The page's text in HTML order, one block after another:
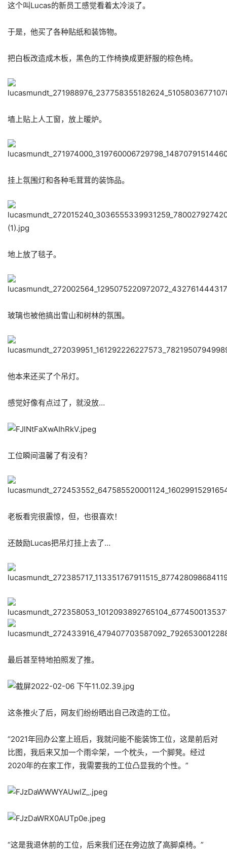
这个叫Lucas的新员工感觉看着太冷淡了。
于是，他买了各种贴纸和装饰物。
把白板改造成木板，黑色的工作椅换成更舒服的棕色椅。
墙上贴上人工窗，放上暖炉。
挂上氛围灯和各种毛茸茸的装饰品。
地上放了毯子。
玻璃也被他搞出雪山和树林的氛围。
他本来还买了个吊灯。
感觉好像有点过了，就没放…
工位瞬间温馨了有没有？
老板看完很震惊，但，也很喜欢！
还鼓励Lucas把吊灯挂上去了…
最后甚至特地拍照发了推。
这条推火了后，网友们纷纷晒出自己改造的工位。
“2021年回办公室上班后，我就问能不能装饰工位，这是前后对
比图，我后来又加一个雨伞架，一个枕头，一个脚凳。经过
2020年的在家工作，我需要我的工位凸显我的个性。”
“这是我退休前的工位，后来我们还在旁边放了高脚桌椅。”